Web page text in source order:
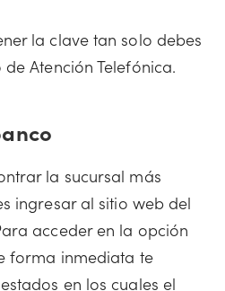
la clave tan solo debes
Atención Telefónica.
la sucursal más
ingresar al sitio web del
acceder en la opción
forma inmediata te
en los cuales el